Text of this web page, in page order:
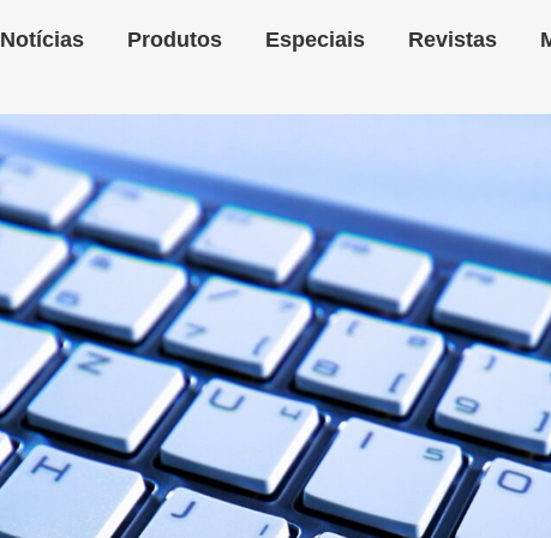
Notícias Produtos Especiais Revistas